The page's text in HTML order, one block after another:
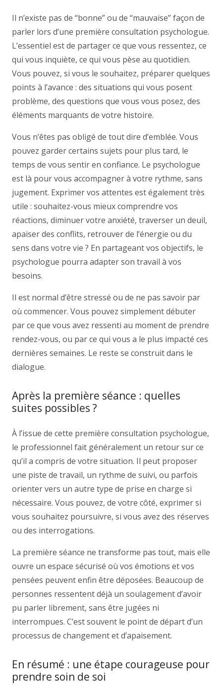
Il n’existe pas de “bonne” ou de “mauvaise” façon de
parler lors d’une première consultation psychologue.
L’essentiel est de partager ce que vous ressentez, ce
qui vous inquiète, ce qui vous pèse au quotidien.
Vous pouvez, si vous le souhaitez, préparer quelques
points à l’avance : des situations qui vous posent
problème, des questions que vous vous posez, des
éléments marquants de votre histoire.
Vous n’êtes pas obligé de tout dire d’emblée. Vous
pouvez garder certains sujets pour plus tard, le
temps de vous sentir en confiance. Le psychologue
est là pour vous accompagner à votre rythme, sans
jugement. Exprimer vos attentes est également très
utile : souhaitez-vous mieux comprendre vos
réactions, diminuer votre anxiété, traverser un deuil,
apaiser des conflits, retrouver de l’énergie ou du
sens dans votre vie ? En partageant vos objectifs, le
psychologue pourra adapter son travail à vos
besoins.
Il est normal d’être stressé ou de ne pas savoir par
où commencer. Vous pouvez simplement débuter
par ce que vous avez ressenti au moment de prendre
rendez-vous, ou par ce qui vous a le plus impacté ces
dernières semaines. Le reste se construit dans le
dialogue.
Après la première séance : quelles
suites possibles ?
À l’issue de cette première consultation psychologue,
le professionnel fait généralement un retour sur ce
qu’il a compris de votre situation. Il peut proposer
une piste de travail, un rythme de suivi, ou parfois
orienter vers un autre type de prise en charge si
nécessaire. Vous pouvez, de votre côté, exprimer si
vous souhaitez poursuivre, si vous avez des réserves
ou des interrogations.
La première séance ne transforme pas tout, mais elle
ouvre un espace sécurisé où vos émotions et vos
pensées peuvent enfin être déposées. Beaucoup de
personnes ressentent déjà un soulagement d’avoir
pu parler librement, sans être jugées ni
interrompues. C’est souvent le point de départ d’un
processus de changement et d’apaisement.
En résumé : une étape courageuse pour
prendre soin de soi